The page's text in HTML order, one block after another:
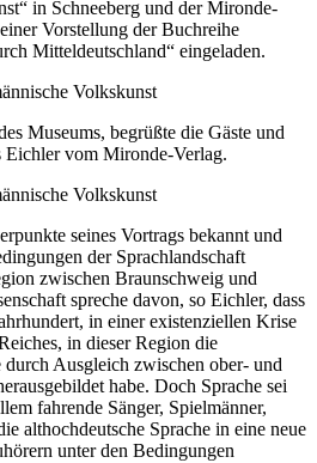
in Schneeberg und der Mironde-
Vorstellung der Buchreihe
Mitteldeutschland“ eingeladen.
Museums, begrüßte die Gäste und
Eichler vom Mironde-Verlag.
seines Vortrags bekannt und
der Sprachlandschaft
zwischen Braunschweig und
spreche davon, so Eichler, dass
in einer existenziellen Krise
in dieser Region die
durch Ausgleich zwischen ober- und
habe. Doch Sprache sei
fahrende Sänger, Spielmänner,
althochdeutsche Sprache in eine neue
unter den Bedingungen